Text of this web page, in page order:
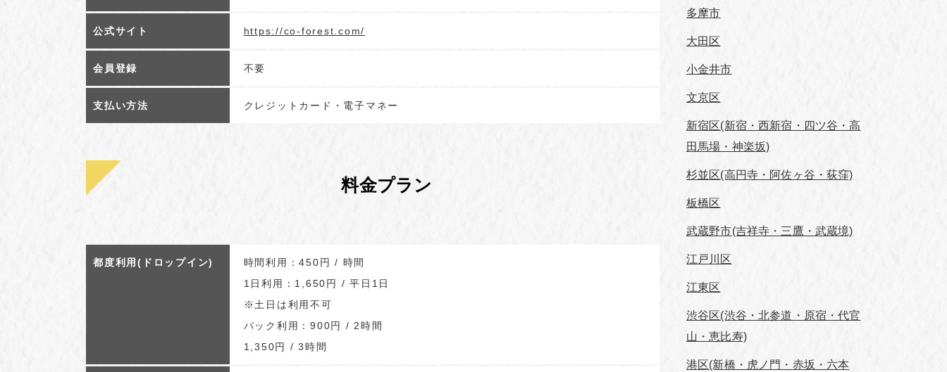
公式サイト https://co-forest.com/
会員登録 不要
支払い方法 クレジットカード・電子マネー
料金プラン
都度利用(ドロップイン)
時間利用：450円 / 時間
1日利用：1,650円 / 平日1日
※土日は利用不可
パック利用：900円 / 2時間
1,350円 / 3時間
多摩市
大田区
小金井市
文京区
新宿区(新宿・西新宿・四ツ谷・高
田馬場・神楽坂)
杉並区(高円寺・阿佐ヶ谷・荻窪)
板橋区
武蔵野市(吉祥寺・三鷹・武蔵境)
江戸川区
江東区
渋谷区(渋谷・北参道・原宿・代官
山・恵比寿)
港区(新橋・虎ノ門・赤坂・六本